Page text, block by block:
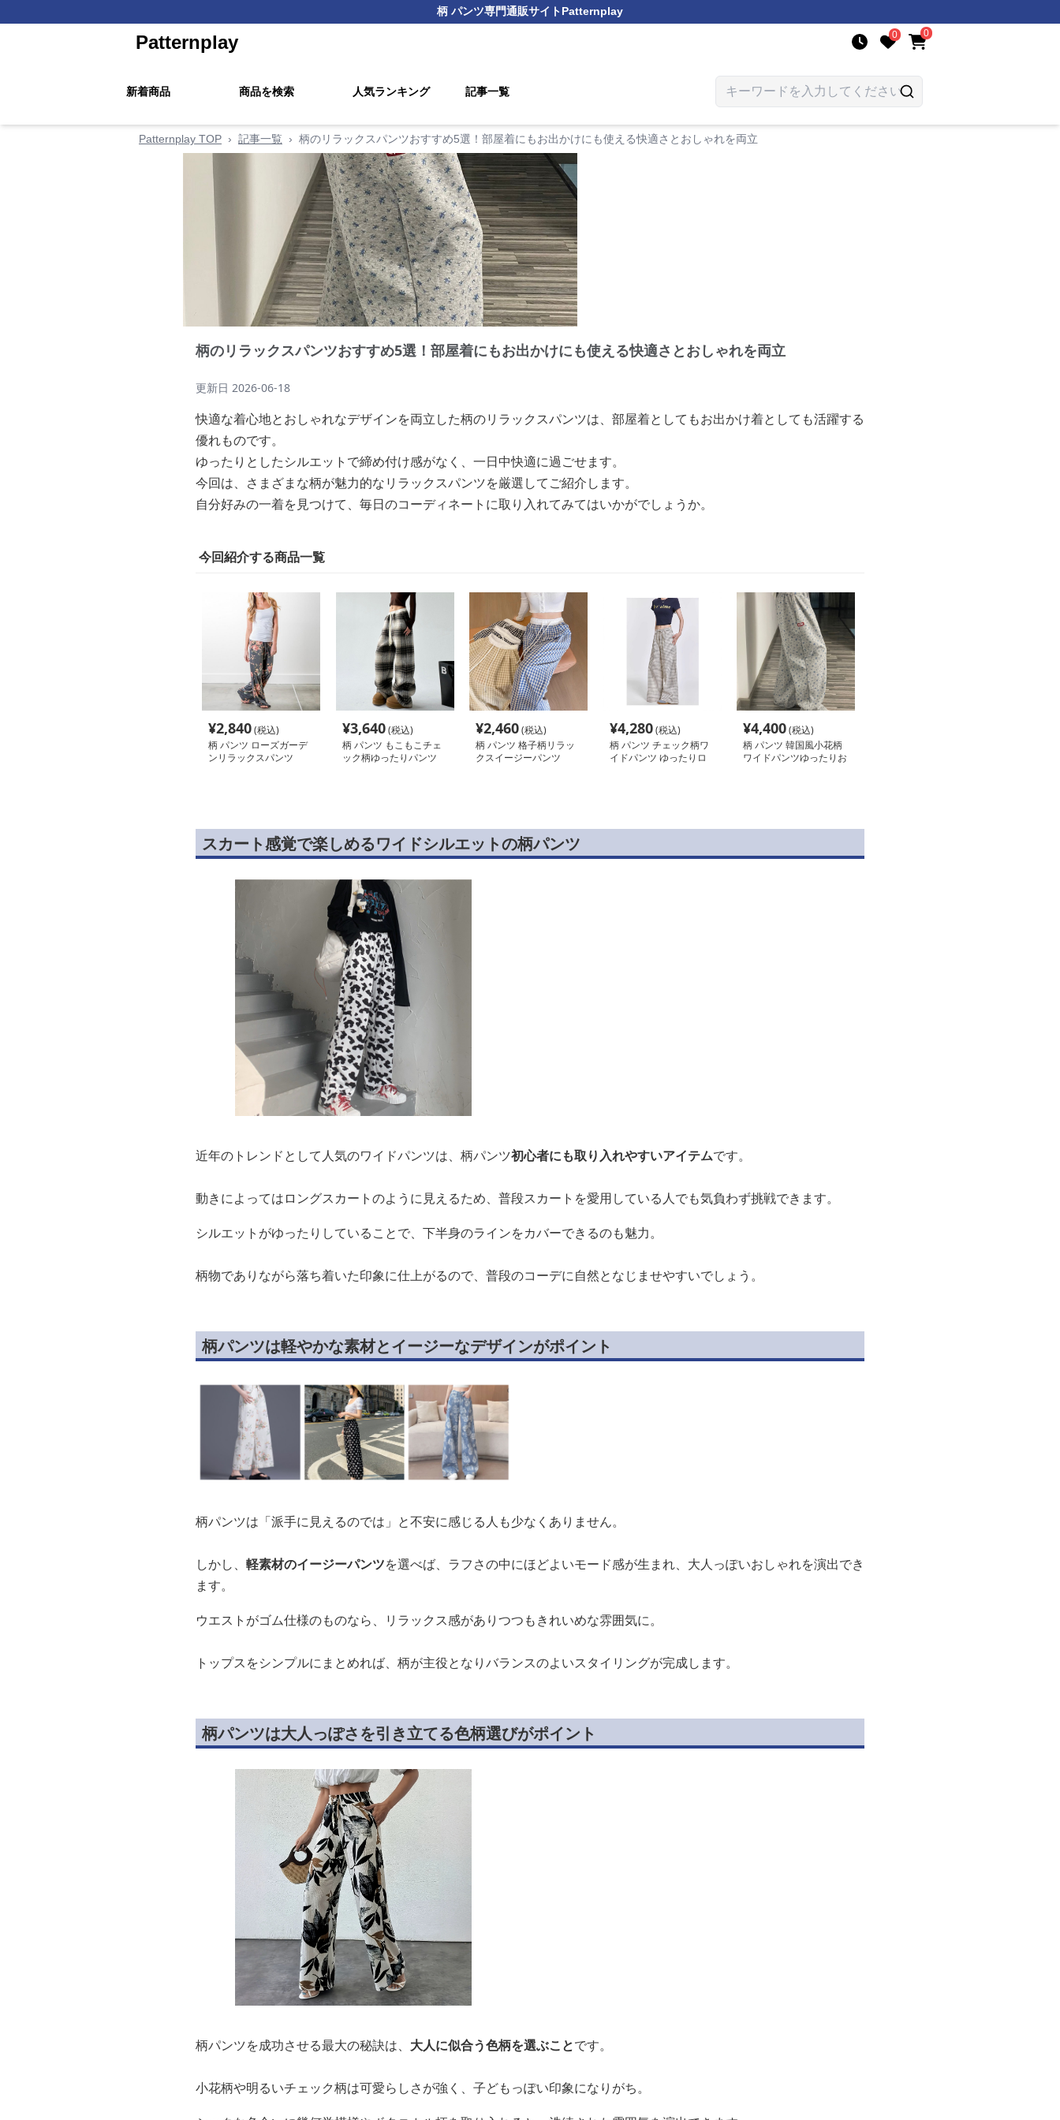
柄 パンツ専門通販サイトPatternplay
Patternplay 0 0
新着商品 商品を検索 人気ランキング 記事一覧
Patternplay TOP › 記事一覧 › 柄のリラックスパンツおすすめ5選！部屋着にもお出かけにも使える快適さとおしゃれを両立
柄のリラックスパンツおすすめ5選！部屋着にもお出かけにも使える快適さとおしゃれを両立
更新日 2026-06-18
快適な着心地とおしゃれなデザインを両立した柄のリラックスパンツは、部屋着としてもお出かけ着としても活躍する
優れものです。
ゆったりとしたシルエットで締め付け感がなく、一日中快適に過ごせます。
今回は、さまざまな柄が魅力的なリラックスパンツを厳選してご紹介します。
自分好みの一着を見つけて、毎日のコーディネートに取り入れてみてはいかがでしょうか。
今回紹介する商品一覧
¥2,840(税込)
柄 パンツ ローズガーデ
ンリラックスパンツ
¥3,640(税込)
柄 パンツ もこもこチェ
ック柄ゆったりパンツ
¥2,460(税込)
柄 パンツ 格子柄リラッ
クスイージーパンツ
¥4,280(税込)
柄 パンツ チェック柄ワ
イドパンツ ゆったりロ
¥4,400(税込)
柄 パンツ 韓国風小花柄
ワイドパンツゆったりお
スカート感覚で楽しめるワイドシルエットの柄パンツ
近年のトレンドとして人気のワイドパンツは、柄パンツ初心者にも取り入れやすいアイテムです。
動きによってはロングスカートのように見えるため、普段スカートを愛用している人でも気負わず挑戦できます。
シルエットがゆったりしていることで、下半身のラインをカバーできるのも魅力。
柄物でありながら落ち着いた印象に仕上がるので、普段のコーデに自然となじませやすいでしょう。
柄パンツは軽やかな素材とイージーなデザインがポイント
柄パンツは「派手に見えるのでは」と不安に感じる人も少なくありません。
しかし、 軽素材のイージーパンツを選べば、ラフさの中にほどよいモード感が生まれ、大人っぽいおしゃれを演出でき
ます。
ウエストがゴム仕様のものなら、リラックス感がありつつもきれいめな雰囲気に。
トップスをシンプルにまとめれば、柄が主役となりバランスのよいスタイリングが完成します。
柄パンツは大人っぽさを引き立てる色柄選びがポイント
柄パンツを成功させる最大の秘訣は、 大人に似合う色柄を選ぶことです。
小花柄や明るいチェック柄は可愛らしさが強く、子どもっぽい印象になりがち。